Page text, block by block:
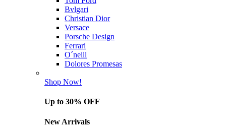
Bvlgari
Christian Dior
Versace
Porsche Design
Ferrari
O´neill
Dolores Promesas
Shop Now!
Up to 30% OFF
New Arrivals